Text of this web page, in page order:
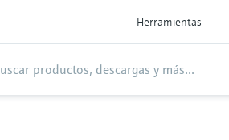
Herramientas